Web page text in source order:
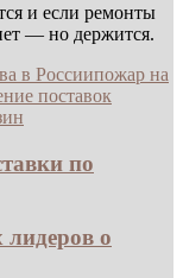
и если ремонты
— но держится.
в Россиипожар на
поставок
по
лидеров о